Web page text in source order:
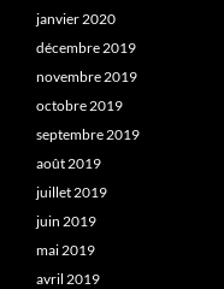
janvier 2020
décembre 2019
novembre 2019
octobre 2019
septembre 2019
août 2019
juillet 2019
juin 2019
mai 2019
avril 2019